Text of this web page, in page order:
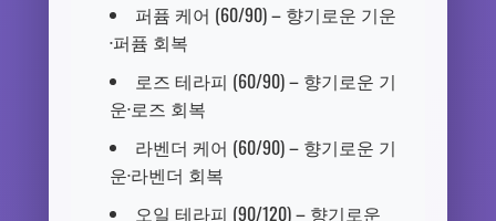
퍼퓸 케어 (60/90) – 향기로운 기운
·퍼퓸 회복
로즈 테라피 (60/90) – 향기로운 기
운·로즈 회복
라벤더 케어 (60/90) – 향기로운 기
운·라벤더 회복
오일 테라피 (90/120) – 향기로운